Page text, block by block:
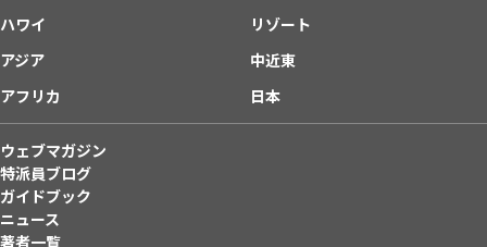
ハワイ
リゾート
アジア
中近東
アフリカ
日本
ウェブマガジン
特派員ブログ
ガイドブック
ニュース
著者一覧